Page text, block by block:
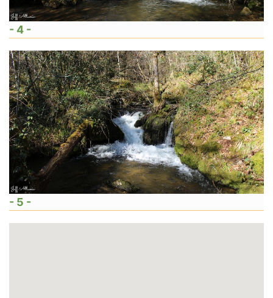
- 4 -
- 5 -